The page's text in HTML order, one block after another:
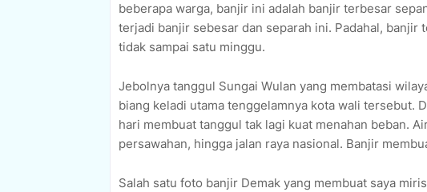
beberapa warga, banjir ini adalah banjir terbesar
terjadi banjir sebesar dan separah ini. Padahal,
tidak sampai satu minggu.
Jebolnya tanggul Sungai Wulan yang membatasi
biang keladi utama tenggelamnya kota wali tersebut.
hari membuat tanggul tak lagi kuat menahan beban.
persawahan, hingga jalan raya nasional. Banjir
Salah satu foto banjir Demak yang membuat saya